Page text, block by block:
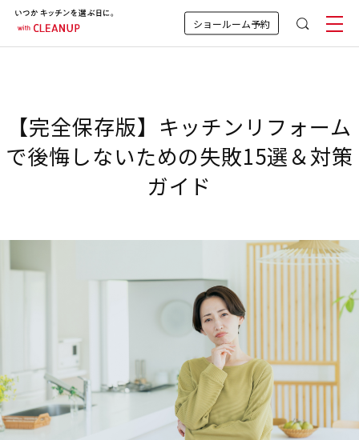
ショールーム予約
【完全保存版】キッチンリフォーム
で後悔しないための失敗15選＆対策
ガイド